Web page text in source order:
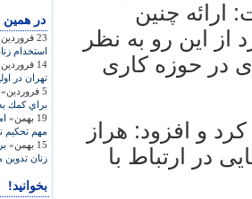
در همين
23 فروردین»
استخدام
14 فروردین»
تهران در
5 فروردین»
براي كمك
19 بهمن»
مهم تحكیم
15 بهمن»
زنان
بخوانید!
چنین
این رو به نظر
در حوزه کاری
و افزود: هراز
در ارتباط با